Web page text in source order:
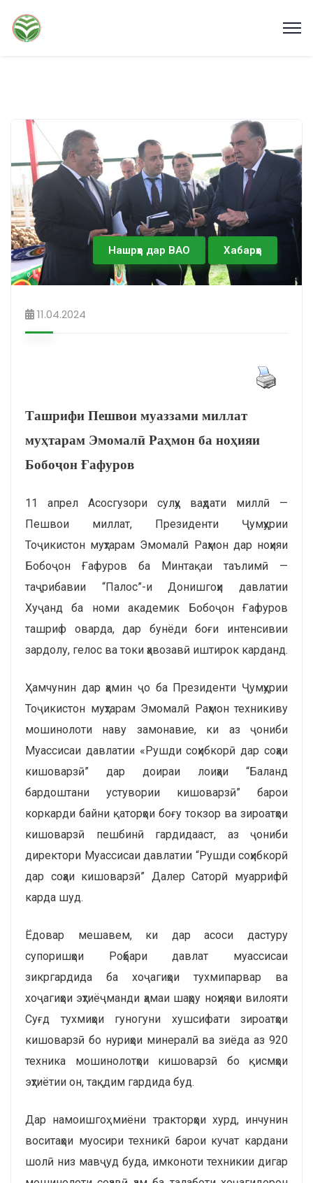
Нашрҳо дар ВАО Хабарҳо
11.04.2024
Ташрифи Пешвои муаззами миллат
муҳтарам Эмомалӣ Раҳмон ба ноҳияи
Бобоҷон Ғафуров
11 апрел Асосгузори сулҳу ваҳдати миллӣ —
Пешвои миллат, Президенти Ҷумҳурии
Тоҷикистон муҳтарам Эмомалӣ Раҳмон дар ноҳияи
Бобоҷон Ғафуров ба Минтақаи таълимӣ —
таҷрибавии “Палос”-и Донишгоҳи давлатии
Хуҷанд ба номи академик Бобоҷон Ғафуров
ташриф оварда, дар бунёди боғи интенсивии
зардолу, гелос ва токи ҳавозавӣ иштирок карданд.
Ҳамчунин дар ҳамин ҷо ба Президенти Ҷумҳурии
Тоҷикистон муҳтарам Эмомалӣ Раҳмон техникиву
мошинолоти наву замонавие, ки аз ҷониби
Муассисаи давлатии «Рушди соҳибкорӣ дар соҳаи
кишоварзӣ” дар доираи лоиҳаи “Баланд
бардоштани устувории кишоварзӣ” барои
коркарди байни қаторҳои боғу токзор ва зироатҳои
кишоварзӣ пешбинӣ гардидааст, аз ҷониби
директори Муассисаи давлатии “Рушди соҳибкорӣ
дар соҳаи кишоварзӣ” Далер Саторӣ муаррифӣ
карда шуд.
Ёдовар мешавем, ки дар асоси дастуру
супоришҳои Роҳбари давлат муассисаи
зикргардида ба хоҷагиҳои тухмипарвар ва
хоҷагиҳои эҳтиёҷманди ҳамаи шаҳру ноҳияҳои вилояти
Суғд тухмиҳои гуногуни хушсифати зироатҳои
кишоварзӣ бо нуриҳои минералӣ ва зиёда аз 920
техника мошинолотҳои кишоварзӣ бо қисмҳои
эҳтиётии он, тақдим гардида буд.
Дар намоишгоҳ миёни тракторҳои хурд, инчунин
воситаҳои муосири техникӣ барои кучат кардани
шолӣ низ мавҷуд буда, имконоти техникии дигар